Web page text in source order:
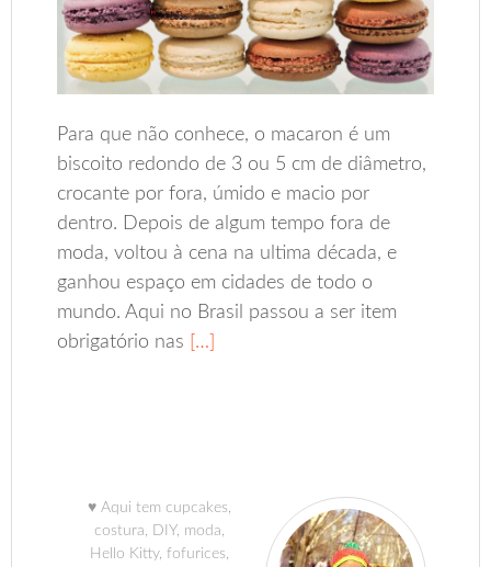
Para que não conhece, o macaron é um
biscoito redondo de 3 ou 5 cm de diâmetro,
crocante por fora, úmido e macio por
dentro. Depois de algum tempo fora de
moda, voltou à cena na ultima década, e
ganhou espaço em cidades de todo o
mundo. Aqui no Brasil passou a ser item
obrigatório nas […]
♥ Aqui tem cupcakes,
costura, DIY, moda,
Hello Kitty, fofurices,